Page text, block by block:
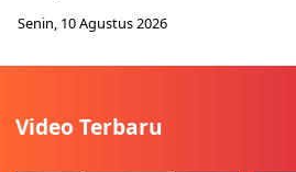
Senin, 10 Agustus 2026
Video Terbaru